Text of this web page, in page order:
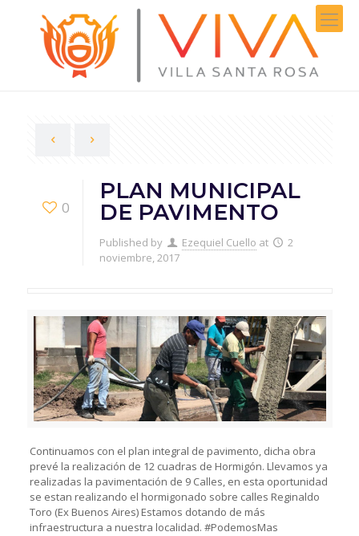
0
PLAN MUNICIPAL
DE PAVIMENTO
Published by Ezequiel Cuello at
2
noviembre, 2017
Continuamos con el plan integral de pavimento, dicha obra
prevé la realización de 12 cuadras de Hormigón. Llevamos ya
realizadas la pavimentación de 9 Calles, en esta oportunidad
se estan realizando el hormigonado sobre calles Reginaldo
Toro (Ex Buenos Aires) Estamos dotando de más
infraestructura a nuestra localidad. #PodemosMas